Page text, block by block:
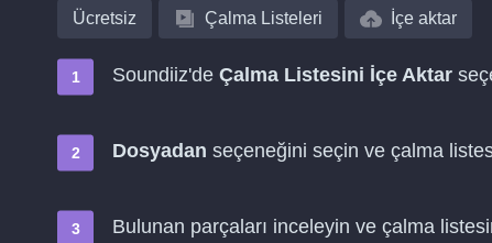
Ücretsiz Çalma Listeleri İçe aktar
Soundiiz'de Çalma Listesini İçe Aktar
Dosyadan seçeneğini seçin ve çalma
Bulunan parçaları inceleyin ve çalma